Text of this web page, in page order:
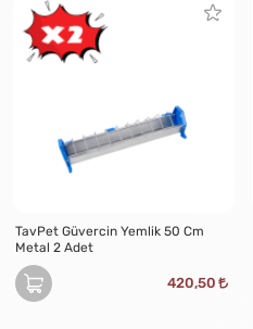
TavPet Güvercin Yemlik 50 Cm
Metal 2 Adet
420,50